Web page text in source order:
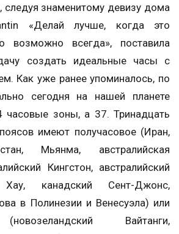
следуя знаменитому девизу дома
«Делай лучше, когда это
возможно всегда», поставила
создать идеальные часы с
Как уже ранее упоминалось, по
сегодня на нашей планете
часовые зоны, а 37. Тринадцать
имеют получасовое (Иран,
Мьянма, австралийская
Кингстон, австралийский
канадский Сент-Джонс,
в Полинезии и Венесуэла) или
Вайтанги,